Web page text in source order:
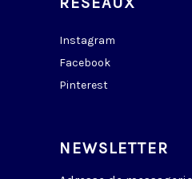
Instagram
Facebook
Pinterest
NEWSLETTER